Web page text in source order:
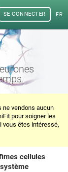
SE CONNECTER
ne vendons aucun
pour soigner les
vous êtes intéressé,
cellules